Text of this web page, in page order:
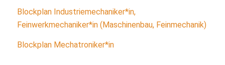
Blockplan Industriemechaniker*in,
Feinwerkmechaniker*in (Maschinenbau, Feinmechanik)
Blockplan Mechatroniker*in